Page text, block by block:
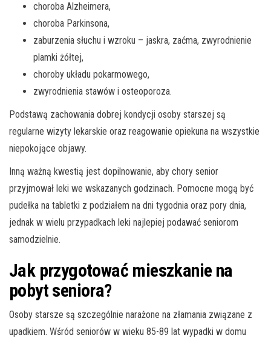
choroba Alzheimera,
choroba Parkinsona,
zaburzenia słuchu i wzroku – jaskra, zaćma, zwyrodnienie
plamki żółtej,
choroby układu pokarmowego,
zwyrodnienia stawów i osteoporoza.
Podstawą zachowania dobrej kondycji osoby starszej są
regularne wizyty lekarskie oraz reagowanie opiekuna na wszystkie
niepokojące objawy.
Inną ważną kwestią jest dopilnowanie, aby chory senior
przyjmował leki we wskazanych godzinach. Pomocne mogą być
pudełka na tabletki z podziałem na dni tygodnia oraz pory dnia,
jednak w wielu przypadkach leki najlepiej podawać seniorom
samodzielnie.
Jak przygotować mieszkanie na
pobyt seniora?
Osoby starsze są szczególnie narażone na złamania związane z
upadkiem. Wśród seniorów w wieku 85-89 lat wypadki w domu